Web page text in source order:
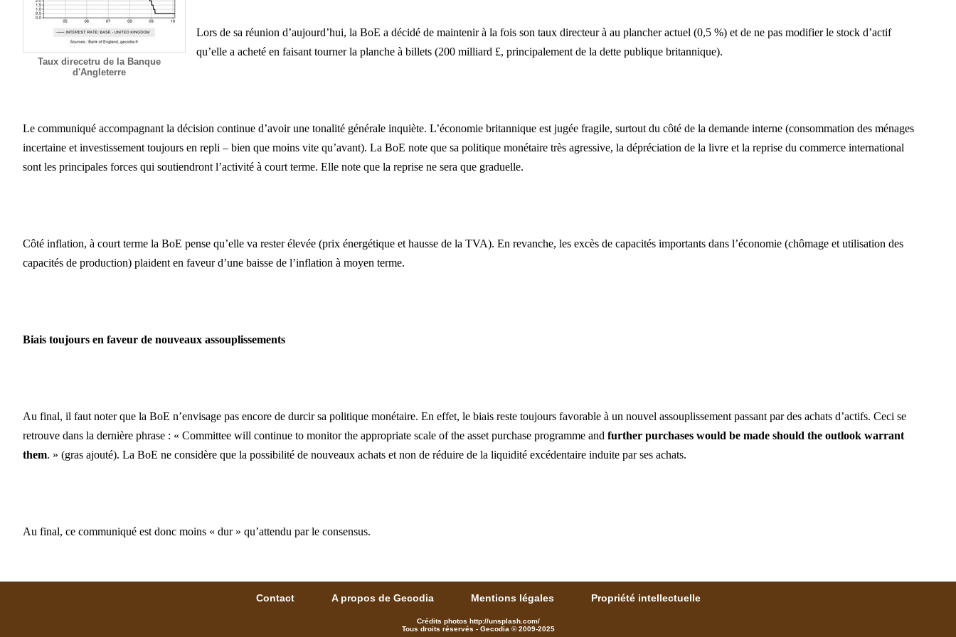
Taux direcetru de la Banque
d'Angleterre
Lors de sa réunion d’aujourd’hui, la BoE a décidé de maintenir à la fois son taux directeur à au plancher actuel (0,5 %) et de ne pas modifier le stock d’actif
qu’elle a acheté en faisant tourner la planche à billets (200 milliard £, principalement de la dette publique britannique).
Le communiqué accompagnant la décision continue d’avoir une tonalité générale inquiète. L’économie britannique est jugée fragile, surtout du côté de la demande interne (consommation des ménages
incertaine et investissement toujours en repli – bien que moins vite qu’avant). La BoE note que sa politique monétaire très agressive, la dépréciation de la livre et la reprise du commerce international
sont les principales forces qui soutiendront l’activité à court terme. Elle note que la reprise ne sera que graduelle.
Côté inflation, à court terme la BoE pense qu’elle va rester élevée (prix énergétique et hausse de la TVA). En revanche, les excès de capacités importants dans l’économie (chômage et utilisation des
capacités de production) plaident en faveur d’une baisse de l’inflation à moyen terme.
Biais toujours en faveur de nouveaux assouplissements
Au final, il faut noter que la BoE n’envisage pas encore de durcir sa politique monétaire. En effet, le biais reste toujours favorable à un nouvel assouplissement passant par des achats d’actifs. Ceci se
retrouve dans la dernière phrase : « Committee will continue to monitor the appropriate scale of the asset purchase programme and further purchases would be made should the outlook warrant
them. » (gras ajouté). La BoE ne considère que la possibilité de nouveaux achats et non de réduire de la liquidité excédentaire induite par ses achats.
Au final, ce communiqué est donc moins « dur » qu’attendu par le consensus.
Contact A propos de Gecodia Mentions légales Propriété intellectuelle
Crédits photos http://unsplash.com/
Tous droits réservés - Gecodia © 2009-2025